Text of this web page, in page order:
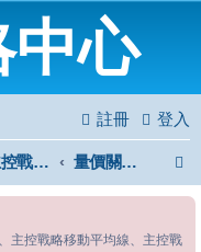
中心
登入
註冊
主控戰略筆記系列 量價關係操作要訣
主控戰略移動平均線、主控戰